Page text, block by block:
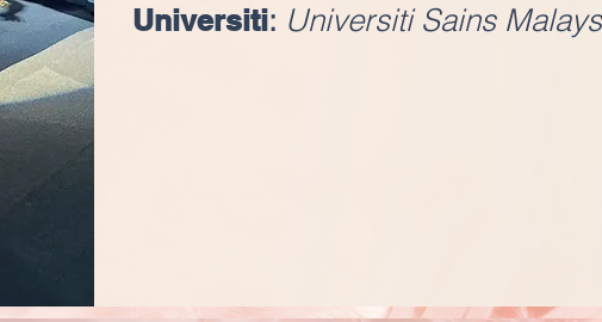
Universiti: Universiti Sains